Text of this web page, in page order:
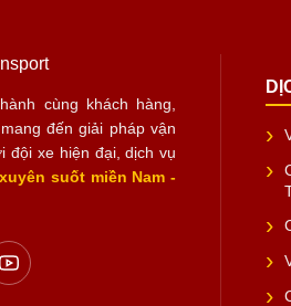
cùng khách hàng,
đến giải pháp vận
đội xe hiện đại, dịch vụ
suốt miền Nam -